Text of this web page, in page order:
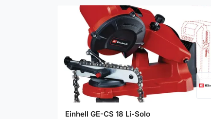
Einhell GE-CS 18 Li-Solo